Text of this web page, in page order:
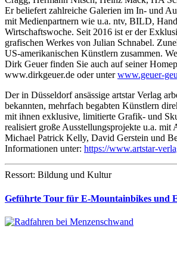
Er beliefert zahlreiche Galerien im In- und
mit Medienpartnern wie u.a. ntv, BILD,
Wirtschaftswoche. Seit 2016 ist er der
grafischen Werkes von Julian Schnabel.
US-amerikanischen Künstlern zusammen.
Dirk Geuer finden Sie auch auf seiner
www.dirkgeuer.de oder unterwww.geuer-
Der in Düsseldorf ansässige artstar Verlag
bekannten, mehrfach begabten Künstlern
mit ihnen exklusive, limitierte Grafik- und
realisiert große Ausstellungsprojekte u.a. mit
Michael Patrick Kelly, David Gerstein und
Informationen unter: https://www.artstar-
Ressort: Bildung und Kultur
Geführte Tour für E-Mountainbikes und